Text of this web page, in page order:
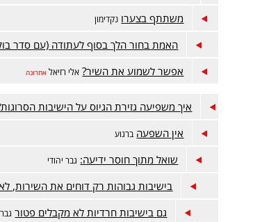
משתתף בצערו נקדימון
האמת בחור הלך בסוף לעתודה (עם סדר
אפשר לשמוע את השיר? אלי רזיאל אחרונה
איך משפיעה גזירת הגיוס על הישיבות
אין השפעה ברגוע
שואל מתוך חוסר ידיעה: גבר יהודי
בישיבות גבוהות רק דוחים את השירות,
גם בישיבות חרדיות לא מקבלים פטור